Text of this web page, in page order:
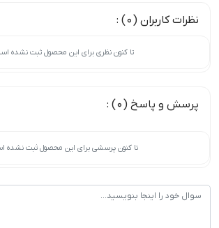
نظرات کاربران (0) :
تا کنون نظری برای این محصول ثبت نشده
پرسش و پاسخ (0) :
تا کنون پرسشی برای این محصول ثبت نشده